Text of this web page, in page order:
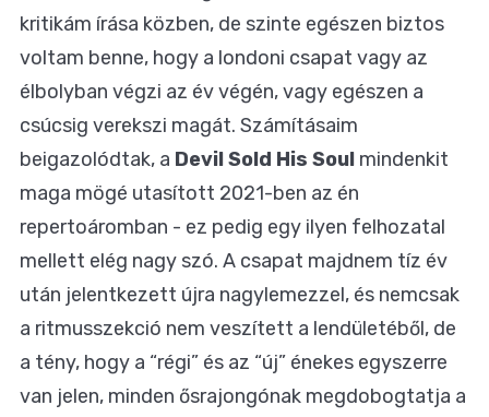
kritikám írása közben, de szinte egészen biztos
voltam benne, hogy a londoni csapat vagy az
élbolyban végzi az év végén, vagy egészen a
csúcsig verekszi magát. Számításaim
beigazolódtak, a Devil Sold His Soul mindenkit
maga mögé utasított 2021-ben az én
repertoáromban - ez pedig egy ilyen felhozatal
mellett elég nagy szó. A csapat majdnem tíz év
után jelentkezett újra nagylemezzel, és nemcsak
a ritmusszekció nem veszített a lendületéből, de
a tény, hogy a “régi” és az “új” énekes egyszerre
van jelen, minden ősrajongónak megdobogtatja a